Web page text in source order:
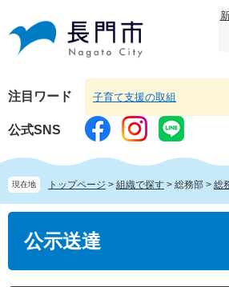
頭
す。
飛
し
本
文
へ
注目ワード 子育て支援の取組
公式SNS
現在地 トップページ > 組織で探す > 総務部 > 総
公示送達